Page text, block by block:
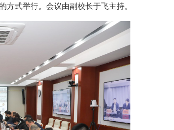
方式举行。会议由副校长于飞主持。